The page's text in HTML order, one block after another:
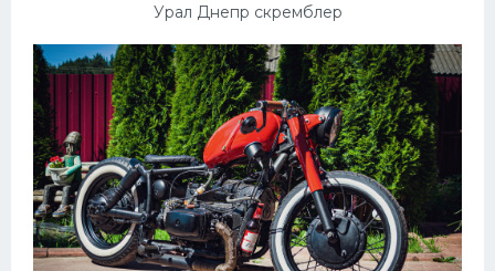
Урал Днепр скремблер